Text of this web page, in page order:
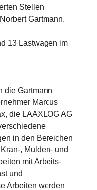
Stellen
Gartmann.
13 Lastwagen im
die Gartmann
Marcus
die LAAXLOG AG
in den Bereichen
, Mulden- und
mit Arbeits-
und
Arbeiten werden